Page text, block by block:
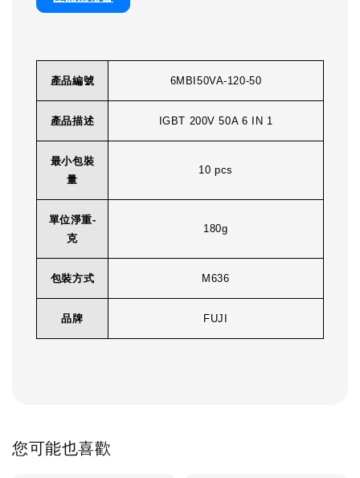
產品編號 6MBI50VA-120-50
產品描述 IGBT 200V 50A 6 IN 1
最小包裝
量
10 pcs
單位淨重-
克
180g
包裝方式 M636
品牌 FUJI
您可能也喜歡